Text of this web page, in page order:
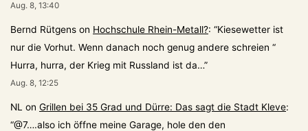
Aug. 8, 13:40
Bernd Rütgens on Hochschule Rhein-Metall?: “Kiesewetter ist
nur die Vorhut. Wenn danach noch genug andere schreien “
Hurra, hurra, der Krieg mit Russland ist da…”
Aug. 8, 12:25
NL on Grillen bei 35 Grad und Dürre: Das sagt die Stadt Kleve:
“@7….also ich öffne meine Garage, hole den den